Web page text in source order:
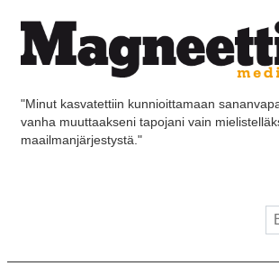
"Minut kasvatettiin kunnioittamaan
vanha muuttaakseni tapojani vain
maailmanjärjestystä."